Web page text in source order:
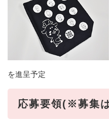
を進呈予定
応募要領(※募集